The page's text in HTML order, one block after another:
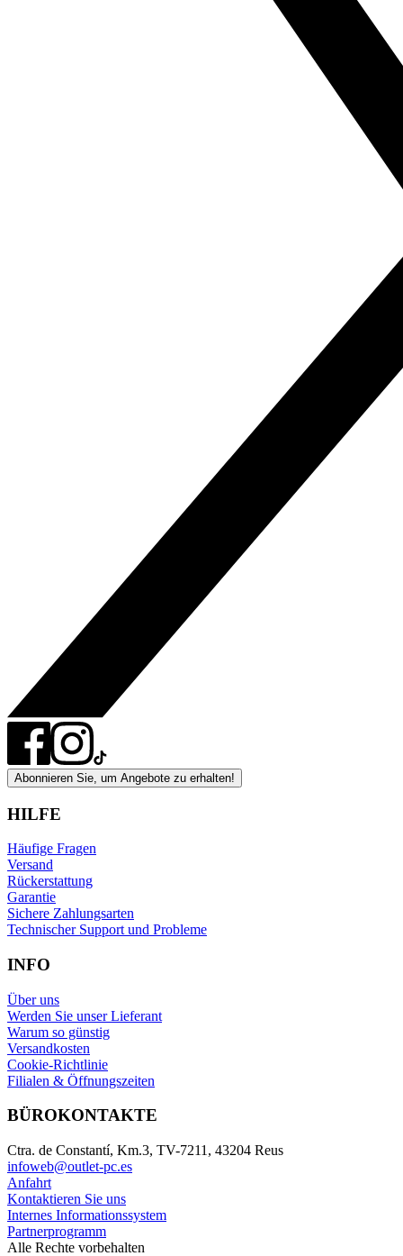
Abonnieren Sie, um Angebote zu erhalten!
HILFE
Häufige Fragen
Versand
Rückerstattung
Garantie
Sichere Zahlungsarten
Technischer Support und Probleme
INFO
Über uns
Werden Sie unser Lieferant
Warum so günstig
Versandkosten
Cookie-Richtlinie
Filialen & Öffnungszeiten
BÜROKONTAKTE
Ctra. de Constantí, Km.3, TV-7211, 43204 Reus
infoweb@outlet-pc.es
Anfahrt
Kontaktieren Sie uns
Internes Informationssystem
Partnerprogramm
Alle Rechte vorbehalten